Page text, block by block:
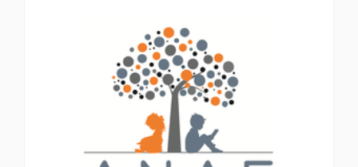
chez
l’enfant